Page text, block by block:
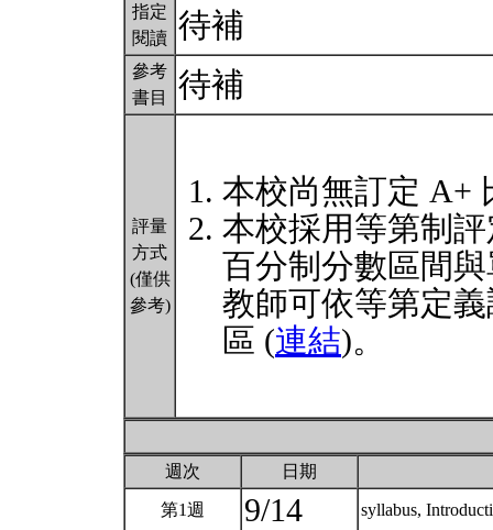
指定
閱讀 待補
參考
書目
待補
評量
方式
(僅供
參考)
本校尚無訂定 A+
本校採用等第制
百分制分數區間
教師可依等第定
區 (連結)。
週次 日期
第1週 9/14 syllabus,